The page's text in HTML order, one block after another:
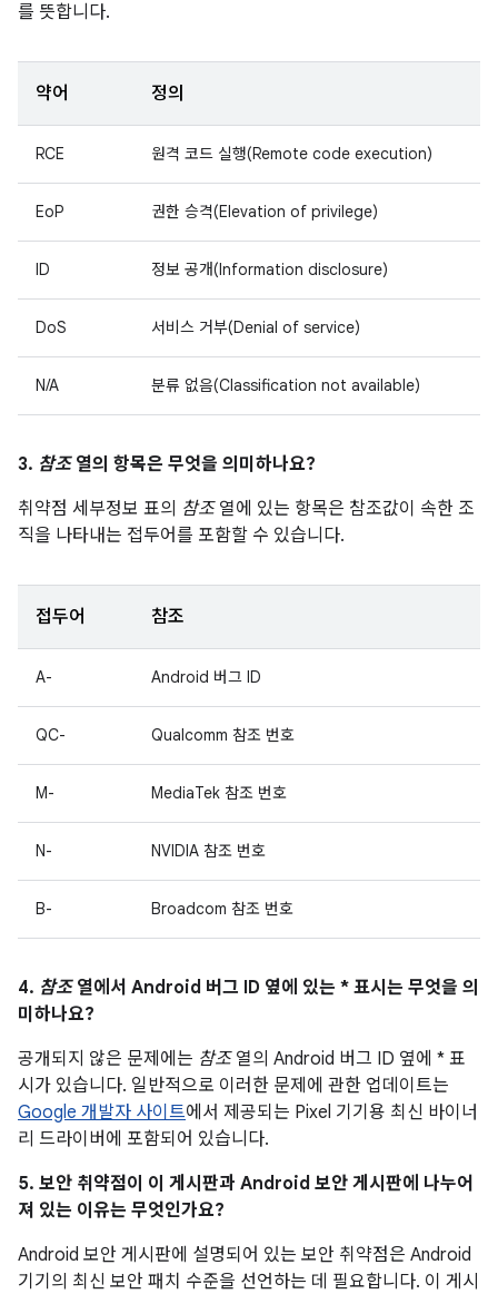
를 뜻합니다.
약어 정의
RCE 원격 코드 실행(Remote code execution)
EoP 권한 승격(Elevation of privilege)
ID 정보 공개(Information disclosure)
DoS 서비스 거부(Denial of service)
N/A 분류 없음(Classification not available)
3. 참조열의 항목은 무엇을 의미하나요?
취약점 세부정보 표의 참조열에 있는 항목은 참조값이 속한 조
직을 나타내는 접두어를 포함할 수 있습니다.
접두어 참조
A- Android 버그 ID
QC- Qualcomm 참조 번호
M- MediaTek 참조 번호
N- NVIDIA 참조 번호
B- Broadcom 참조 번호
4. 참조열에서 Android 버그 ID 옆에 있는 * 표시는 무엇을 의
미하나요?
공개되지 않은 문제에는 참조열의 Android 버그 ID 옆에 * 표
시가 있습니다. 일반적으로 이러한 문제에 관한 업데이트는
Google 개발자 사이트에서 제공되는 Pixel 기기용 최신 바이너
리 드라이버에 포함되어 있습니다.
5. 보안 취약점이 이 게시판과 Android 보안 게시판에 나누어
져 있는 이유는 무엇인가요?
Android 보안 게시판에 설명되어 있는 보안 취약점은 Android
기기의 최신 보안 패치 수준을 선언하는 데 필요합니다. 이 게시